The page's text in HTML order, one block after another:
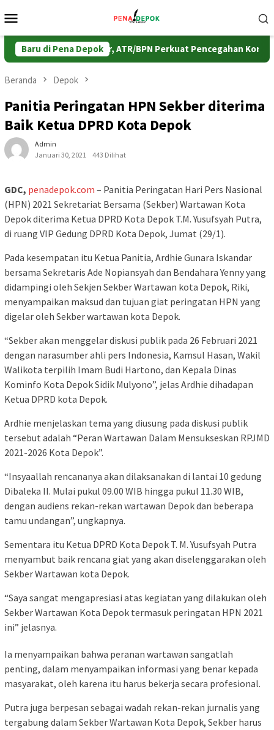
ke
Mobile
Baru di Pena Depok
dan Pemda Jabar, ATR/BPN Perkuat Pencegahan Korupsi
Beranda Depok
Panitia Peringatan HPN Sekber diterima
Baik Ketua DPRD Kota Depok
Admin
Januari 30, 2021
443 Dilihat
GDC, penadepok.com – Panitia Peringatan Hari Pers Nasional
(HPN) 2021 Sekretariat Bersama (Sekber) Wartawan Kota
Depok diterima Ketua DPRD Kota Depok T.M. Yusufsyah Putra,
di ruang VIP Gedung DPRD Kota Depok, Jumat (29/1).
Pada kesempatan itu Ketua Panitia, Ardhie Gunara Iskandar
bersama Sekretaris Ade Nopiansyah dan Bendahara Yenny yang
didampingi oleh Sekjen Sekber Wartawan kota Depok, Riki,
menyampaikan maksud dan tujuan giat peringatan HPN yang
digelar oleh Sekber wartawan kota Depok.
“Sekber akan menggelar diskusi publik pada 26 Februari 2021
dengan narasumber ahli pers Indonesia, Kamsul Hasan, Wakil
Walikota terpilih Imam Budi Hartono, dan Kepala Dinas
Kominfo Kota Depok Sidik Mulyono”, jelas Ardhie dihadapan
Ketua DPRD kota Depok.
Ardhie menjelaskan tema yang diusung pada diskusi publik
tersebut adalah “Peran Wartawan Dalam Mensukseskan RPJMD
2021-2026 Kota Depok”.
“Insyaallah rencananya akan dilaksanakan di lantai 10 gedung
Dibaleka II. Mulai pukul 09.00 WIB hingga pukul 11.30 WIB,
dengan audiens rekan-rekan wartawan Depok dan beberapa
tamu undangan”, ungkapnya.
Sementara itu Ketua DPRD Kota Depok T. M. Yusufsyah Putra
menyambut baik rencana giat yang akan diselenggarakan oleh
Sekber Wartawan kota Depok.
“Saya sangat mengapresiasi atas kegiatan yang dilakukan oleh
Sekber Wartawan Kota Depok termasuk peringatan HPN 2021
ini” jelasnya.
Ia menyampaikan bahwa peranan wartawan sangatlah
penting, dalam menyampaikan informasi yang benar kepada
masyarakat, oleh karena itu harus bekerja secara profesional.
Putra juga berpesan sebagai wadah rekan-rekan jurnalis yang
tergabung dalam Sekber Wartawan Kota Depok, Sekber harus